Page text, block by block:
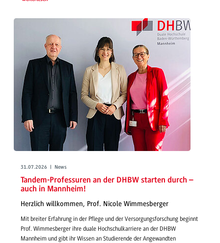
31.07.2026 | News
Tandem-Professuren an der DHBW starten durch –
auch in Mannheim!
Herzlich willkommen, Prof. Nicole Wimmesberger
Mit breiter Erfahrung in der Pflege und der Versorgungsforschung beginnt
Prof. Wimmesberger ihre duale Hochschulkarriere an der DHBW
Mannheim und gibt ihr Wissen an Studierende der Angewandten